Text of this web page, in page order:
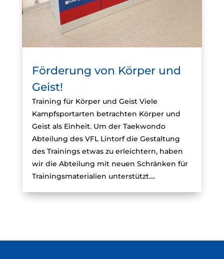
Förderung von Körper und
Geist!
Training für Körper und Geist Viele
Kampfsportarten betrachten Körper und
Geist als Einheit. Um der Taekwondo
Abteilung des VFL Lintorf die Gestaltung
des Trainings etwas zu erleichtern, haben
wir die Abteilung mit neuen Schränken für
Trainingsmaterialien unterstützt....